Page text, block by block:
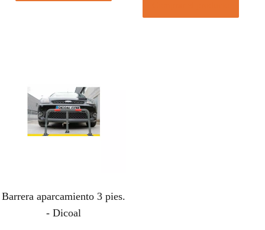
Barrera aparcamiento 3 pies.
- Dicoal